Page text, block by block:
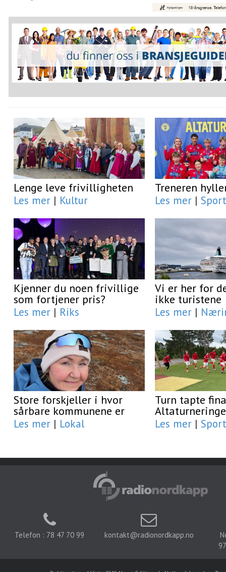
Lenge leve frivilligheten
Les mer | Kultur
Treneren
Les mer | Sport
Kjenner du noen frivillige
som fortjener pris?
Les mer | Riks
Vi er her for
ikke turistene
Les mer |
Store forskjeller i hvor
sårbare kommunene er
Les mer | Lokal
Turn tapte
Les mer | Sport
Telefon : 78 47 70 99 kontakt@radionordkapp.no